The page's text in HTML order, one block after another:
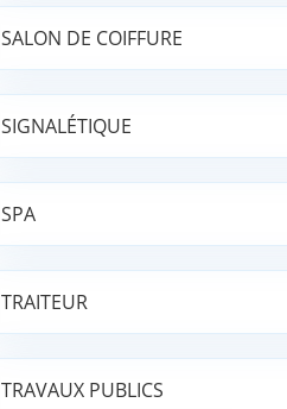
SALON DE COIFFURE
SIGNALÉTIQUE
SPA
TRAITEUR
TRAVAUX PUBLICS